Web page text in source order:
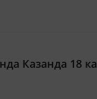
Казанда 18